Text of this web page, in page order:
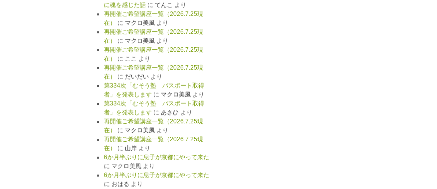
に魂を感じた話に てんこ より
再開催ご希望講座一覧（2026.7.25現
在）
に マクロ美風より
再開催ご希望講座一覧（2026.7.25現
在）
に マクロ美風より
再開催ご希望講座一覧（2026.7.25現
在）
に ここ より
再開催ご希望講座一覧（2026.7.25現
在）
に だいだいより
第334次「むそう塾 パスポート取得
者」を発表しますに マクロ美風より
第334次「むそう塾 パスポート取得
者」を発表しますに あさひ より
再開催ご希望講座一覧（2026.7.25現
在）
に マクロ美風より
再開催ご希望講座一覧（2026.7.25現
在）
に 山岸より
6か月半ぶりに息子が京都にやって来た
に マクロ美風より
6か月半ぶりに息子が京都にやって来た
に おはる より